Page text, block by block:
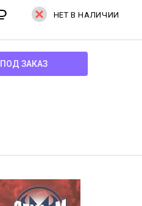
НЕТ В НАЛИЧИИ
ПОД ЗАКАЗ